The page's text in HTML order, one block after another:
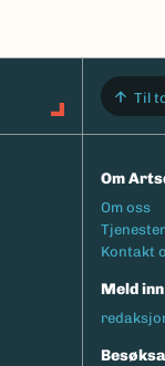
Til
Om
Om oss
Kontakt
Meld